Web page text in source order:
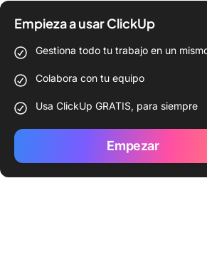
Empieza a usar ClickUp
Gestiona todo tu trabajo en un
Colabora con tu equipo
Usa ClickUp GRATIS, para siempre
Empezar